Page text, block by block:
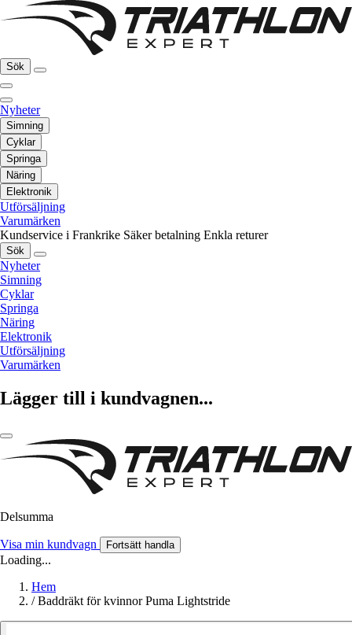
Sök
Nyheter
Simning
Cyklar
Springa
Näring
Elektronik
Utförsäljning
Varumärken
Kundservice i Frankrike Säker betalning Enkla returer
Sök
Nyheter
Simning
Cyklar
Springa
Näring
Elektronik
Utförsäljning
Varumärken
Lägger till i kundvagnen...
Delsumma
Visa min kundvagn Fortsätt handla
Loading...
Hem
/ Baddräkt för kvinnor Puma Lightstride